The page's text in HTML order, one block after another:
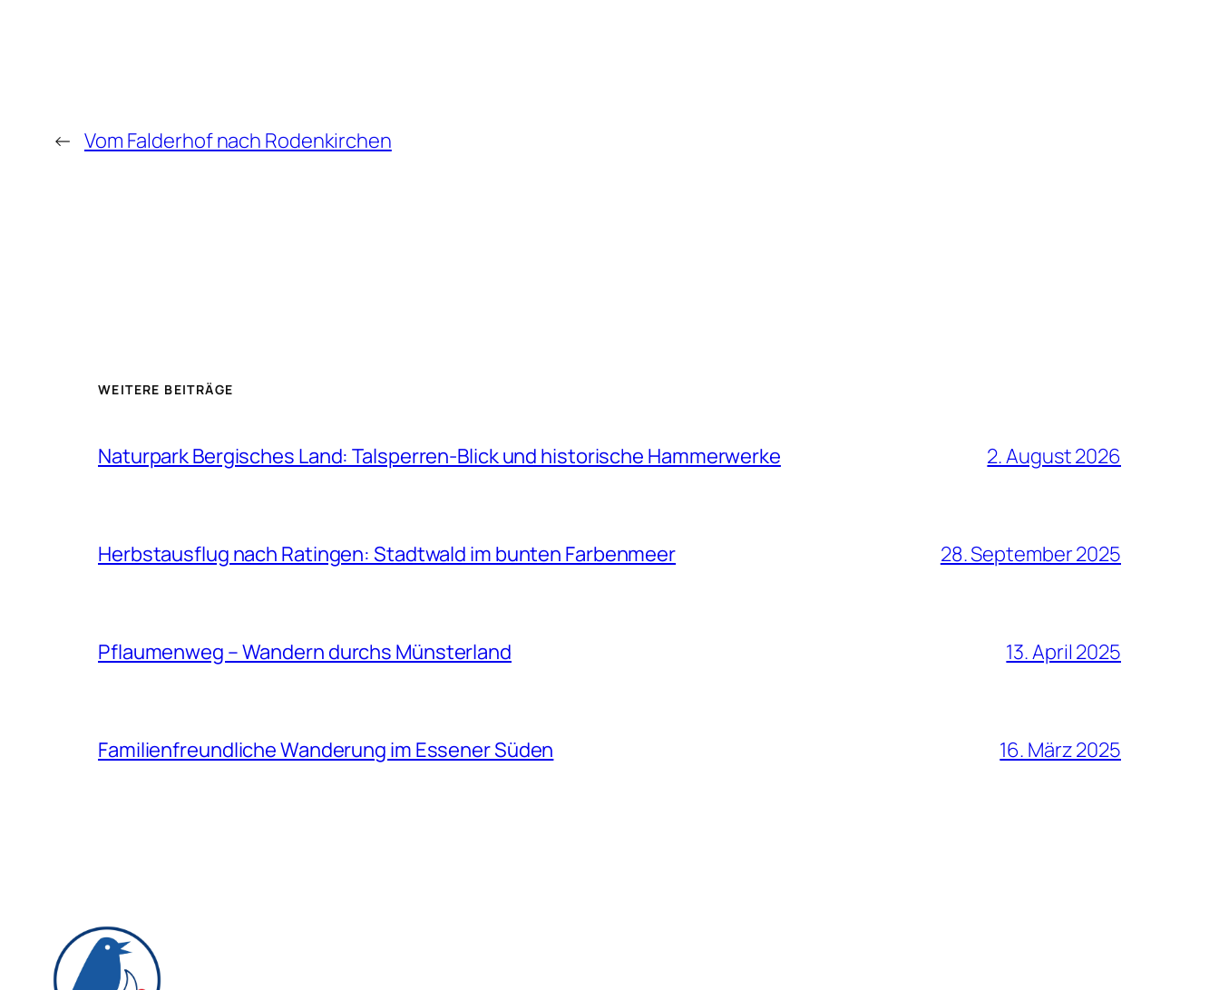
← Vom Falderhof nach Rodenkirchen
WEITERE BEITRÄGE
Naturpark Bergisches Land: Talsperren-Blick und historische Hammerwerke 2. August 2026
Herbstausflug nach Ratingen: Stadtwald im bunten Farbenmeer 28. September 2025
Pflaumenweg – Wandern durchs Münsterland 13. April 2025
Familienfreundliche Wanderung im Essener Süden 16. März 2025